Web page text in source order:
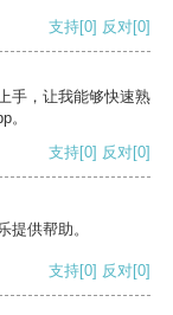
支持[0] 反对[0]
手，让我能够快速熟
。
支持[0] 反对[0]
提供帮助。
支持[0] 反对[0]